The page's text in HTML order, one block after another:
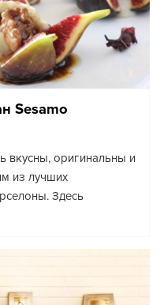
Sesamo
вкусны, оригинальны и
из лучших
Здесь